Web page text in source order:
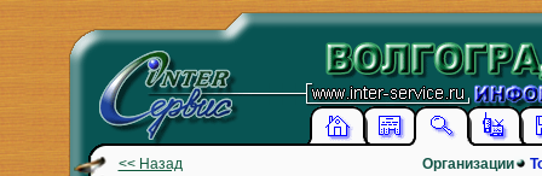
<< Назад Организации